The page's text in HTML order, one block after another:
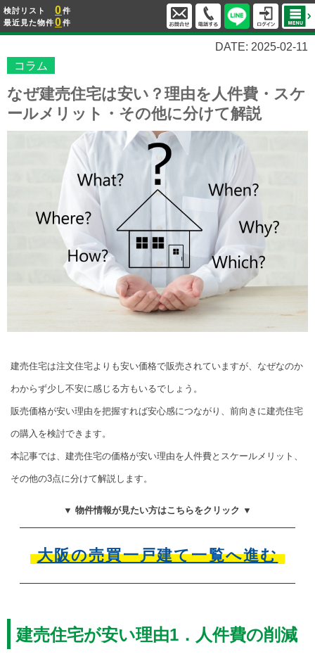
検討リスト 0件
最近見た物件0件
DATE: 2025-02-11
コラム
なぜ建売住宅は安い？理由を人件費・スケ
ールメリット・その他に分けて解説
建売住宅は注文住宅よりも安い価格で販売されていますが、なぜなのか
わからず少し不安に感じる方もいるでしょう。
販売価格が安い理由を把握すれば安心感につながり、前向きに建売住宅
の購入を検討できます。
本記事では、建売住宅の価格が安い理由を人件費とスケールメリット、
その他の3点に分けて解説します。
▼ 物件情報が見たい方はこちらをクリック ▼
大阪の売買一戸建て一覧へ進む
建売住宅が安い理由1．人件費の削減